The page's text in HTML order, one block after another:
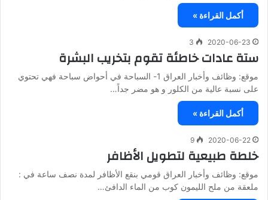
أكمل القراءة »
2020-06-23
3
ستة عادات خاطئة تقوم بتخريب البشرة
موقع: وظائف وأخبار العراق 1- السباحة في أحواض سباحة فهي تحتوي
على نسبة عالية من الكلور و هو مضر جداً…
أكمل القراءة »
2020-06-22
9
خلطة طبيعية لتطويل الأظافر
موقع: وظائف وأخبار العراق قومي بنقع الأظافر لمدة نصف ساعة في :
ملعقة من ملح الليمون كوب من الماء الدافئ…